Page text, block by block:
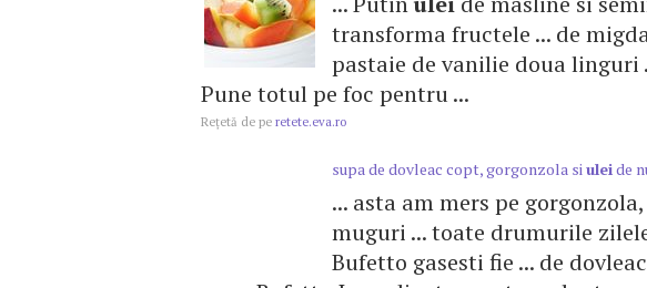
transforma fructele ... de
pastaie de vanilie doua
Pune totul pe foc pentru ...
Reţetă de pe retete.eva.ro
supa de dovleac copt, gorgonzola siuleide
... asta am mers pe
muguri ... toate drumurile
Bufetto gasesti fie ... de